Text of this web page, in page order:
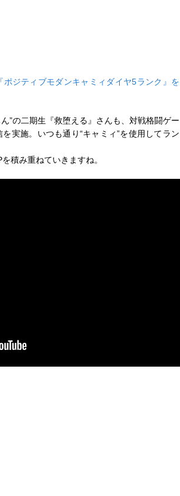
ポジティブモダンキャミィダイヤ5ランク』を
”の二期生『救堕える』さんも、対戦格闘ゲー
実施。いつも通り“キャミィ”を使用してラン
積み重ねていきますね。